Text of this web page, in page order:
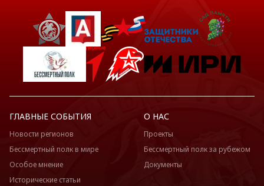
ГЛАВНЫЕ СОБЫТИЯ
Новости регионов
Бессмертный полк в мире
Особое мнение
Исторические статьи
О НАС
Проекты
Бессмертный полк за рубежом
Документы